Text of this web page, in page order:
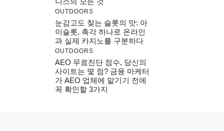
OUTDOORS
눈감고도 찾는 슬롯의 맛: 아
이슬롯, 촉각 하나로 온라인
과 실제 카지노를 구분하다
OUTDOORS
AEO 무료진단 점수, 당신의
사이트는 몇 점? 금융 마케터
가 AEO 업체에 맡기기 전에
꼭 확인할 3가지